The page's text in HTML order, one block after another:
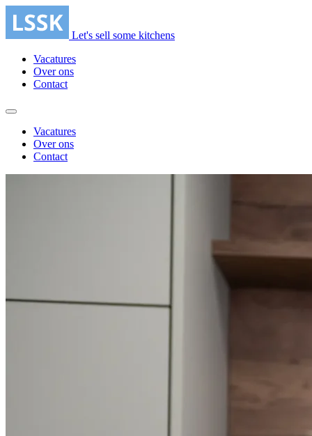
Let's sell some kitchens
Vacatures
Over ons
Contact
Vacatures
Over ons
Contact